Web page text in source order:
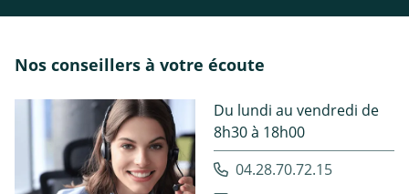
Nos conseillers à votre écoute
Du lundi au vendredi de
8h30 à 18h00
04.28.70.72.15